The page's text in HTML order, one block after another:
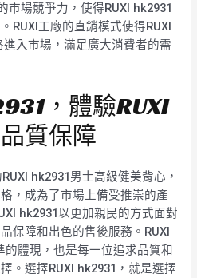
市場競爭力，使得RUXI hk2931
RUXI工廠的直銷模式使得RUXI
入市場，滿足廣大消費者的需
，體驗RUXI
質保障
hk2931男士高級健美背心，
，成為了市場上備受推崇的產
hk2931以更加親民的方式面對
保障和出色的售後服務。RUXI
的體現，也是每一位追求品質和
。選擇RUXI hk2931，就是選擇